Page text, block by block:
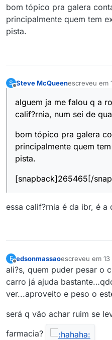
bom tópico pra galera
principalmente quem tem
pista.
S Steve McQueenescreveu em
última edição
alguem ja me falou q a
calif?rnia, num sei de
bom tópico pra galera
principalmente quem
pista.
[snapback]265465[/
essa calif?rnia é da ibr, é
E
Offline
edsonmassaoescreveu em
última edição
ali?s, quem puder pesar o
carro já ajuda
ver...aproveito e peso o
será q vão achar ruim se
farmacia?